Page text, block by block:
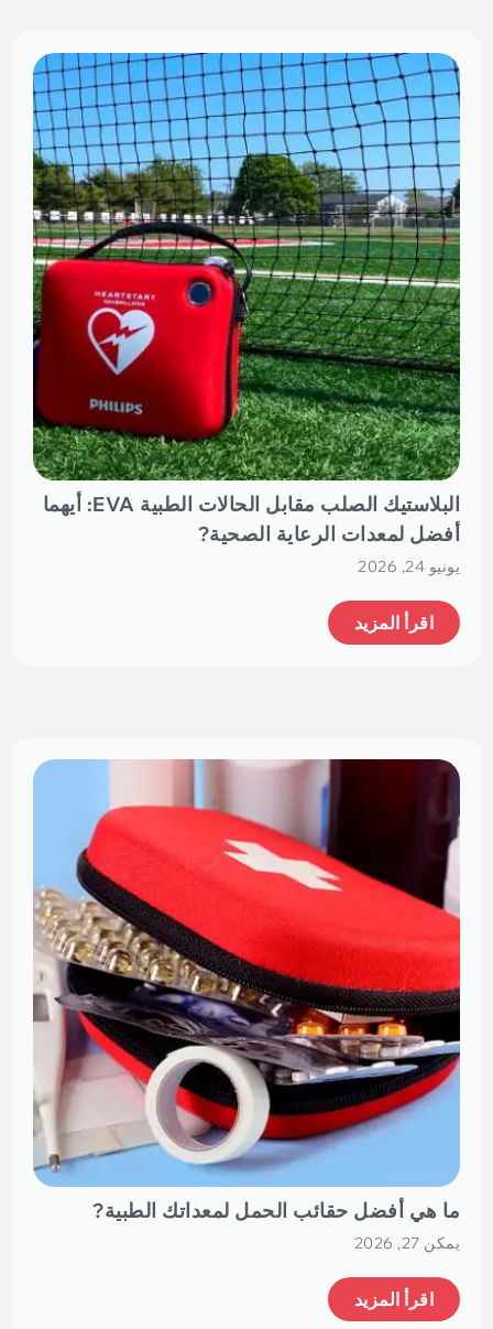
البلاستيك الصلب مقابل الحالات الطبية EVA: أيهما
أفضل لمعدات الرعاية الصحية?
يونيو 24, 2026
اقرأ المزيد
ما هي أفضل حقائب الحمل لمعداتك الطبية?
يمكن 27, 2026
اقرأ المزيد